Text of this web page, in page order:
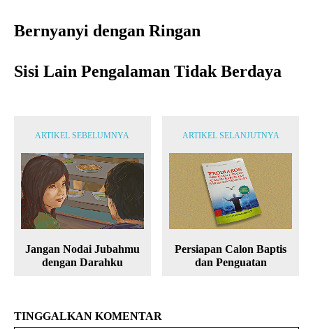
Bernyanyi dengan Ringan
Sisi Lain Pengalaman Tidak Berdaya
ARTIKEL SEBELUMNYA
Jangan Nodai Jubahmu
dengan Darahku
ARTIKEL SELANJUTNYA
Persiapan Calon Baptis
dan Penguatan
TINGGALKAN KOMENTAR